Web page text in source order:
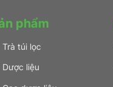
phẩm
Trà túi lọc
Dược liệu